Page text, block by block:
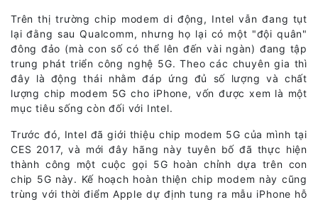
Trên thị trường chip modem di động, Intel vẫn đang tụt
lại đằng sau Qualcomm, nhưng họ lại có một "đội quân"
đông đảo (mà con số có thể lên đến vài ngàn) đang tập
trung phát triển công nghệ 5G. Theo các chuyên gia thì
đây là động thái nhằm đáp ứng đủ số lượng và chất
lượng chip modem 5G cho iPhone, vốn được xem là một
mục tiêu sống còn đối với Intel.
Trước đó, Intel đã giới thiệu chip modem 5G của mình tại
CES 2017, và mới đây hãng này tuyên bố đã thực hiện
thành công một cuộc gọi 5G hoàn chỉnh dựa trên con
chip 5G này. Kế hoạch hoàn thiện chip modem này cũng
trùng với thời điểm Apple dự định tung ra mẫu iPhone hỗ